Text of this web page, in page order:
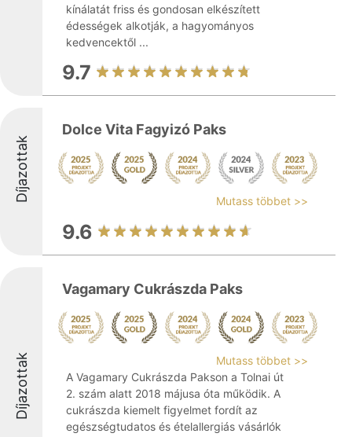
kínálatát friss és gondosan elkészített
édességek alkotják, a hagyományos
kedvencektől ...
9.7
Díjazottak
Dolce Vita Fagyizó Paks
Mutass többet >>
9.6
Díjazottak
Vagamary Cukrászda Paks
Mutass többet >>
A Vagamary Cukrászda Pakson a Tolnai út
2. szám alatt 2018 májusa óta működik. A
cukrászda kiemelt figyelmet fordít az
egészségtudatos és ételallergiás vásárlók